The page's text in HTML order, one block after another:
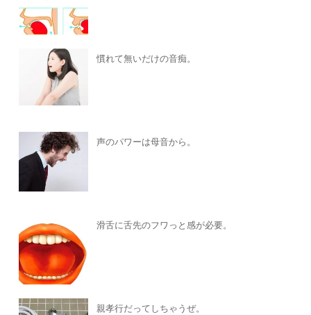
慣れて無いだけの音痴。
声のパワーは母音から。
滑舌に舌先のフワっと感が必要。
親孝行だってしちゃうぜ。